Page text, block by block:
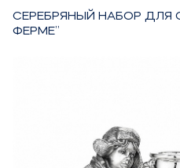
СЕРЕБРЯНЫЙ НАБОР
ФЕРМЕ”